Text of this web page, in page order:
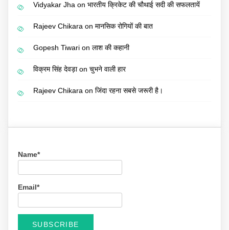
Vidyakar Jha on भारतीय क्रिकेट की चौथाई सदी की सफलतायें
Rajeev Chikara on मानसिक रोगियों की बात
Gopesh Tiwari on लाश की कहानी
विक्रम सिंह देवड़ाon चुभने वाली हार
Rajeev Chikara on जिंदा रहना सबसे जरूरी है।
Name*
Email*